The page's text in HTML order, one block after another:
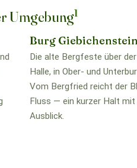
Umgebung1
Burg Giebichenstein
Die alte Bergfeste über
Halle, in Ober- und
Vom Bergfried reicht der
Fluss — ein kurzer Halt
Ausblick.